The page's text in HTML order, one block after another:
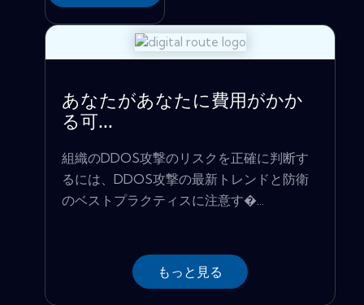
あなたがあなたに費用がかか
る可...
組織のDDOS攻撃のリスクを正確に判断す
るには、DDOS攻撃の最新トレンドと防衛
のベストプラクティスに注意す�...
もっと見る